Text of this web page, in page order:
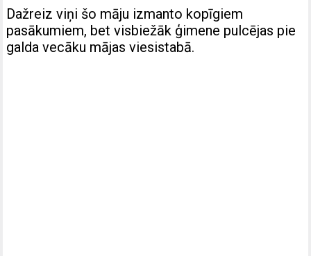
Dažreiz viņi šo māju izmanto kopīgiem
pasākumiem, bet visbiežāk ģimene pulcējas pie
galda vecāku mājas viesistabā.